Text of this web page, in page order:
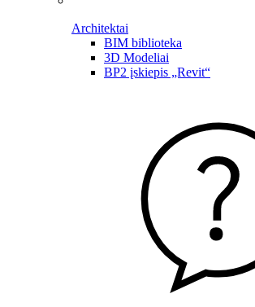
Architektai
BIM biblioteka
3D Modeliai
BP2 įskiepis „Revit“